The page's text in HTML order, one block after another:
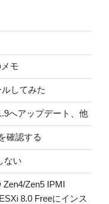
モ
してみた
へアップデート、他
確認する
ない
Zen5 IPMI
8.0 Freeにインス